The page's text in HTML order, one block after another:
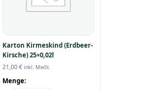
Karton Kirmeskind (Erdbeer-
Kirsche) 25×0,02l
21,00€ inkl. MwSt.
Menge: